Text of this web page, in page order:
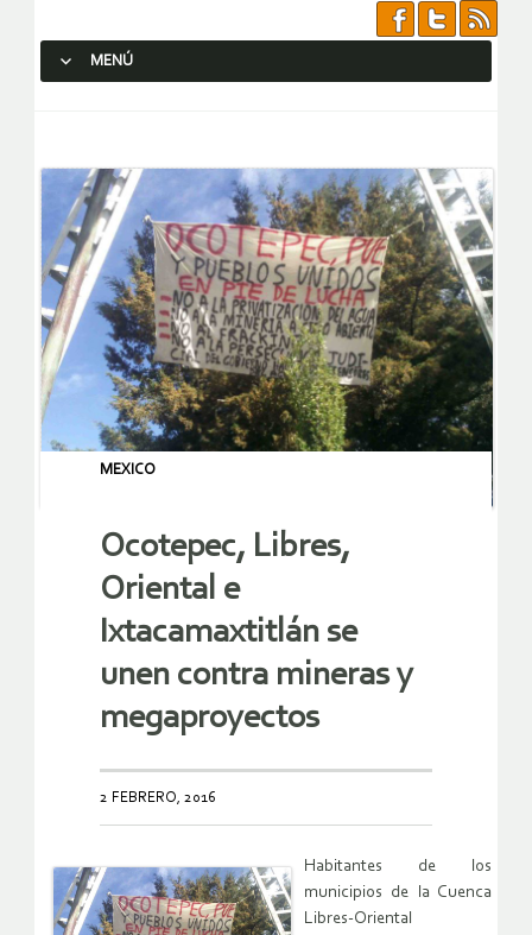
MENÚ
MEXICO
Ocotepec, Libres,
Oriental e
Ixtacamaxtitlán se
unen contra mineras y
megaproyectos
2 FEBRERO, 2016
Habitantes de los
municipios de la Cuenca
Libres-Oriental